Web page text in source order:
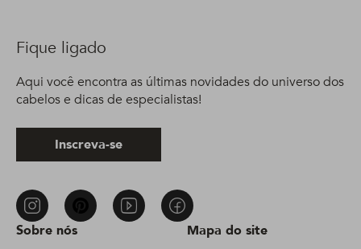
Sobre nós Mapa do site
Fique ligado
Aqui você encontra as últimas novidades do universo dos
cabelos e dicas de especialistas!
Inscreva-se